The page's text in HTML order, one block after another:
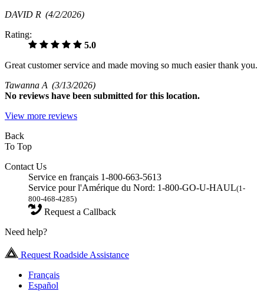
DAVID R (4/2/2026)
Rating:
5.0
Great customer service and made moving so much easier thank you.
Tawanna A (3/13/2026)
No reviews have been submitted for this location.
View more reviews
Back
To Top
Contact Us
Service en français 1-800-663-5613
Service pour l'Amérique du Nord: 1-800-GO-U-HAUL(1-
800-468-4285)
Request a Callback
Need help?
Request Roadside Assistance
Français
Español